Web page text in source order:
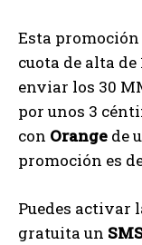
Esta promoción
cuota de alta
enviar los 30
por unos 3
con Orange de
promoción es
Puedes activar
gratuita un